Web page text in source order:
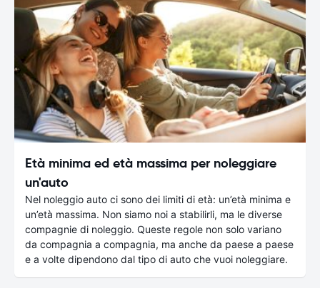
Età minima ed età massima per noleggiare
un'auto
Nel noleggio auto ci sono dei limiti di età: un’età minima e
un’età massima. Non siamo noi a stabilirli, ma le diverse
compagnie di noleggio. Queste regole non solo variano
da compagnia a compagnia, ma anche da paese a paese
e a volte dipendono dal tipo di auto che vuoi noleggiare.